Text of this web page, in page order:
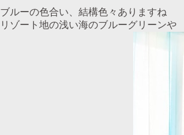
ブルーの色合い、結構色々ありますね
リゾート地の浅い海のブルーグリーンや